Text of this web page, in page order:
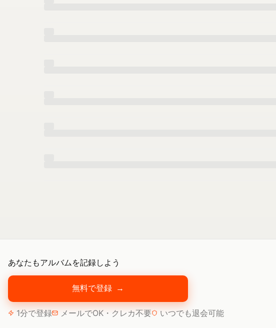
あなたもアルバムを記録しよう
無料で登録 →
1分で登録 メールでOK・クレカ不要 いつでも退会可能